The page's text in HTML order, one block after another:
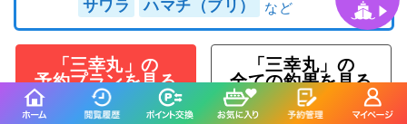
サワラ ハマチ（ブリ）
「三幸丸」の
予約プランを見る
「三幸丸」の
全ての釣果を見る